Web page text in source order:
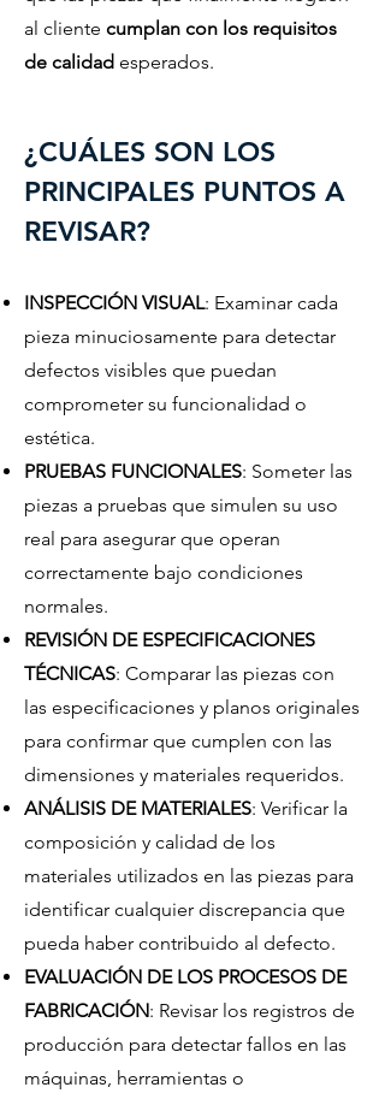
al cliente cumplan con los requisitos
de calidad esperados.
¿CUÁLES SON LOS
PRINCIPALES PUNTOS A
REVISAR?
INSPECCIÓN VISUAL: Examinar cada
pieza minuciosamente para detectar
defectos visibles que puedan
comprometer su funcionalidad o
estética.
PRUEBAS FUNCIONALES: Someter las
piezas a pruebas que simulen su uso
real para asegurar que operan
correctamente bajo condiciones
normales.
REVISIÓN DE ESPECIFICACIONES
TÉCNICAS: Comparar las piezas con
las especificaciones y planos originales
para confirmar que cumplen con las
dimensiones y materiales requeridos.
ANÁLISIS DE MATERIALES: Verificar la
composición y calidad de los
materiales utilizados en las piezas para
identificar cualquier discrepancia que
pueda haber contribuido al defecto.
EVALUACIÓN DE LOS PROCESOS DE
FABRICACIÓN: Revisar los registros de
producción para detectar fallos en las
máquinas, herramientas o